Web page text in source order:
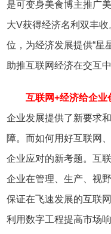
是可变身美食博主推广
大V获得经济名利双丰
位，为经济发展提供“星
助推互联网经济在交互
互联网+经济给企
企业发展提供了新要求
障。而如何用好互联网
企业应对的新考题。互
企业在管理、生产、视
保证在飞速发展的互联
利用数字工程提高市场